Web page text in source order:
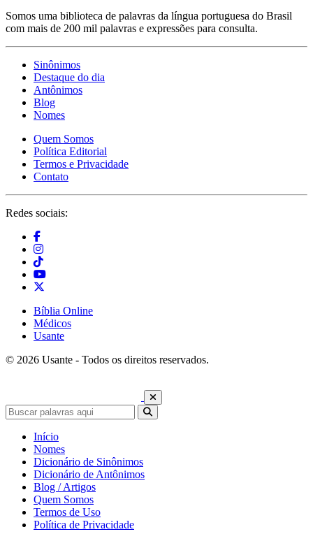
Somos uma biblioteca de palavras da língua portuguesa do Brasil
com mais de 200 mil palavras e expressões para consulta.
Sinônimos
Destaque do dia
Antônimos
Blog
Nomes
Quem Somos
Política Editorial
Termos e Privacidade
Contato
Redes sociais:
Bíblia Online
Médicos
Usante
© 2026 Usante - Todos os direitos reservados.
Início
Nomes
Dicionário de Sinônimos
Dicionário de Antônimos
Blog / Artigos
Quem Somos
Termos de Uso
Política de Privacidade